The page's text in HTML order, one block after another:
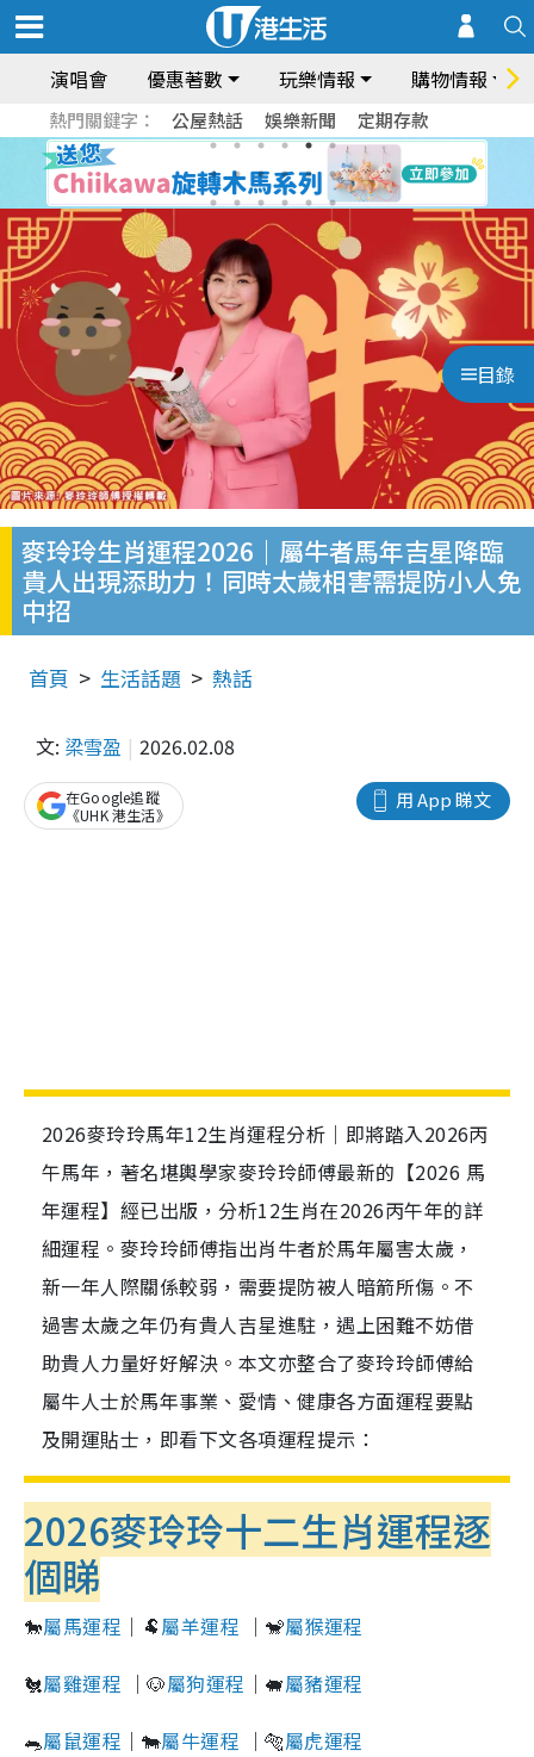
演唱會 優惠著數 玩樂情報 購物情報
熱門關鍵字： 公屋熱話 娛樂新聞 定期存款
目錄
麥玲玲生肖運程2026｜屬牛者馬年吉星降臨
貴人出現添助力！同時太歲相害需提防小人免
中招
首頁 生活話題 熱話
文: 梁雪盈 2026.02.08
用 App 睇文
在Google追蹤
《UHK 港生活》
2026麥玲玲馬年12生肖運程分析｜即將踏入2026丙
午馬年，著名堪輿學家麥玲玲師傅最新的【2026 馬
年運程】經已出版，分析12生肖在2026丙午年的詳
細運程。麥玲玲師傅指出肖牛者於馬年屬害太歲，
新一年人際關係較弱，需要提防被人暗箭所傷。不
過害太歲之年仍有貴人吉星進駐，遇上困難不妨借
助貴人力量好好解決。本文亦整合了麥玲玲師傅給
屬牛人士於馬年事業、愛情、健康各方面運程要點
及開運貼士，即看下文各項運程提示：
2026麥玲玲十二生肖運程逐
個睇
🐎屬馬運程 ｜🐏屬羊運程 ｜🐒屬猴運程
🐔屬雞運程 ｜🐶屬狗運程 ｜🐖屬豬運程
🐀屬鼠運程 ｜🐄屬牛運程 ｜🐅屬虎運程